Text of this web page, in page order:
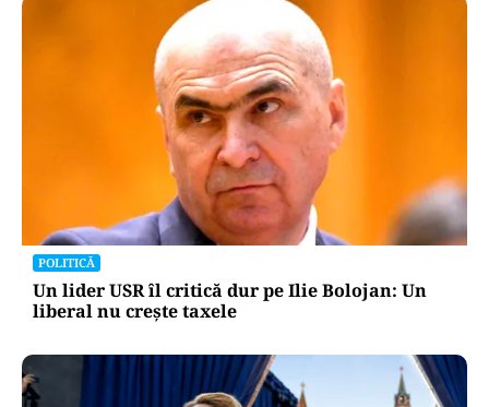
POLITICĂ
Un lider USR îl critică dur pe Ilie Bolojan: Un
liberal nu crește taxele